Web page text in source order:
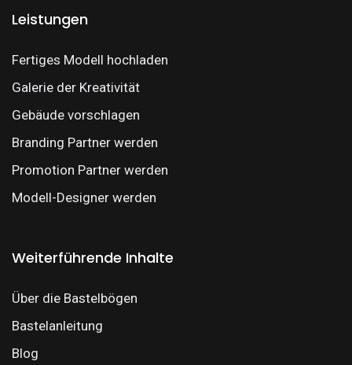
Leistungen
Fertiges Modell hochladen
Galerie der Kreativität
Gebäude vorschlagen
Branding Partner werden
Promotion Partner werden
Modell-Designer werden
Weiterführende Inhalte
Über die Bastelbögen
Bastelanleitung
Blog